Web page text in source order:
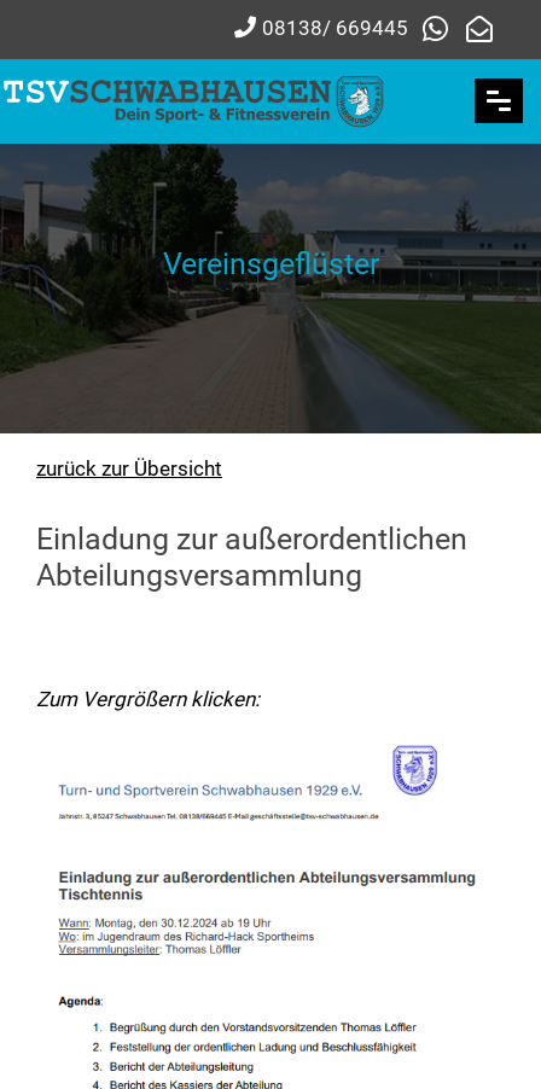
08138/ 669445
Vereinsgeflüster
zurück zur Übersicht
Einladung zur außerordentlichen
Abteilungsversammlung
Zum Vergrößern klicken: